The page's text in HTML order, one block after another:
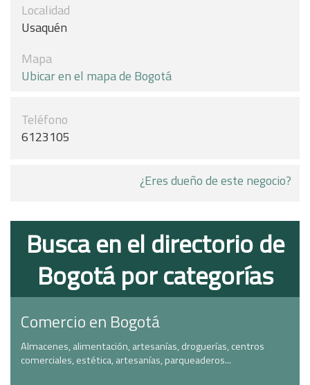
Localidad
Usaquén
Mapa
Ubicar en el mapa de Bogotá
Teléfono
6123105
¿Eres dueño de este negocio?
Busca en el directorio de
Bogotá por categorías
Comercio en Bogotá
Almacenes, alimentación, artesanías, droguerías, centros
comerciales, estética, artesanías, parqueaderos...